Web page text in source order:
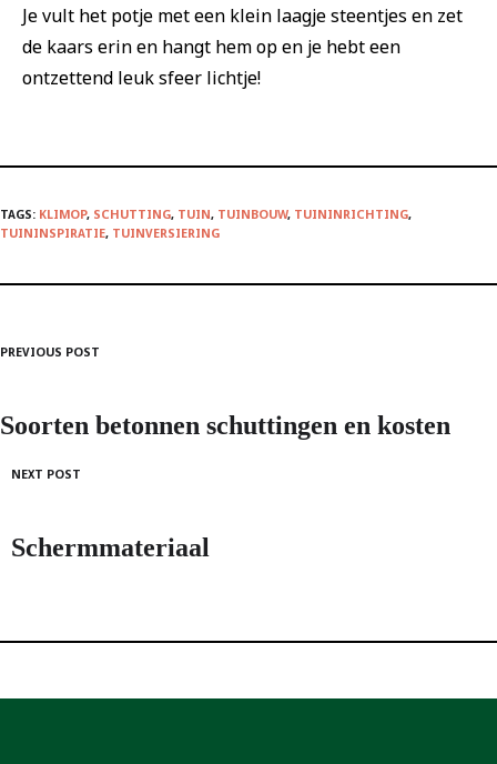
Je vult het potje met een klein laagje steentjes en zet
de kaars erin en hangt hem op en je hebt een
ontzettend leuk sfeer lichtje!
TAGS: KLIMOP, SCHUTTING, TUIN, TUINBOUW, TUININRICHTING,
TUININSPIRATIE, TUINVERSIERING
Post
navigation
PREVIOUS POST
Soorten betonnen schuttingen en kosten
NEXT POST
Schermmateriaal